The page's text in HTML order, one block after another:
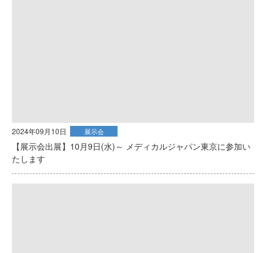
2024年09月10日 展示会
【展示会出展】10月9日(水)～ メディカルジャパン東京に参加い
たします